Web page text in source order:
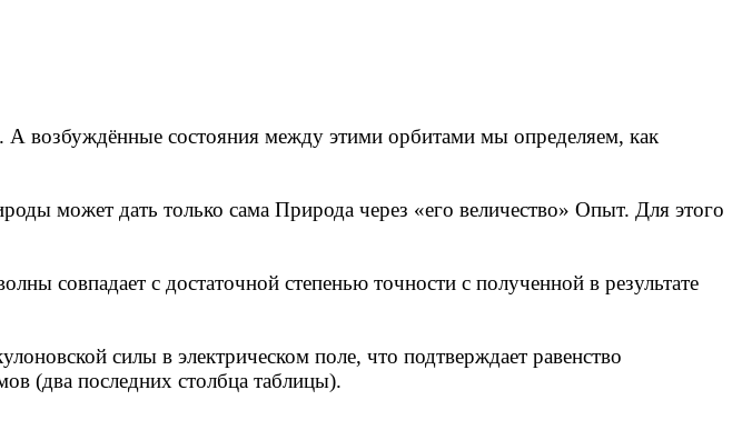
возбуждённые состояния между этими орбитами мы определяем, как
может дать только сама Природа через «его величество» Опыт. Для этого
совпадает с достаточной степенью точности с полученной в результате
силы в электрическом поле, что подтверждает равенство
(два последних столбца таблицы).